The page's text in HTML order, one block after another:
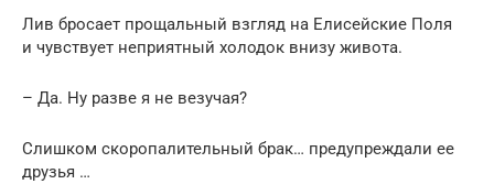
Лив бросает прощальный взгляд на Елисейские Поля
и чувствует неприятный холодок внизу живота.
– Да. Ну разве я не везучая?
Слишком скоропалительный брак… предупреждали ее
друзья …